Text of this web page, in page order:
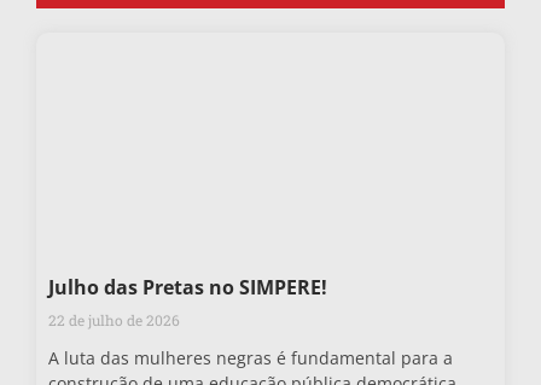
Julho das Pretas no SIMPERE!
22 de julho de 2026
A luta das mulheres negras é fundamental para a